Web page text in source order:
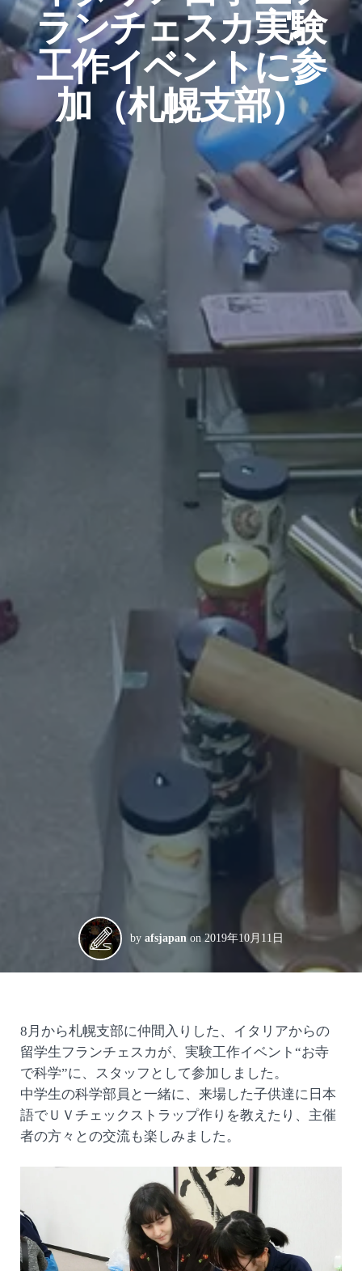
ランチェスカ実験
工作イベントに参
加（札幌支部）
by afsjapan on2019年10月11日
8月から札幌支部に仲間入りした、イタリアからの
留学生フランチェスカが、実験工作イベント“お寺
で科学”に、スタッフとして参加しました。
中学生の科学部員と一緒に、来場した子供達に日本
語でＵＶチェックストラップ作りを教えたり、主催
者の方々との交流も楽しみました。